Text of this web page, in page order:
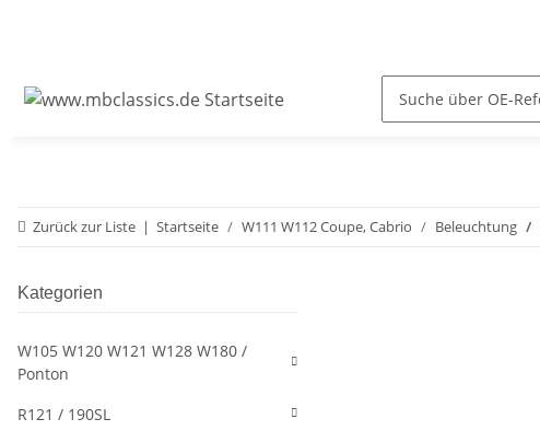
Zurück zur Liste Startseite W111 W112 Coupe, Cabrio Beleuchtung
Kategorien
W105 W120 W121 W128 W180 /
Ponton
R121 / 190SL